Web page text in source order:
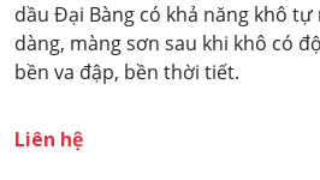
dầu Đại Bàng có khả năng khô
dàng, màng sơn sau khi khô có
bền va đập, bền thời tiết.
Liên hệ